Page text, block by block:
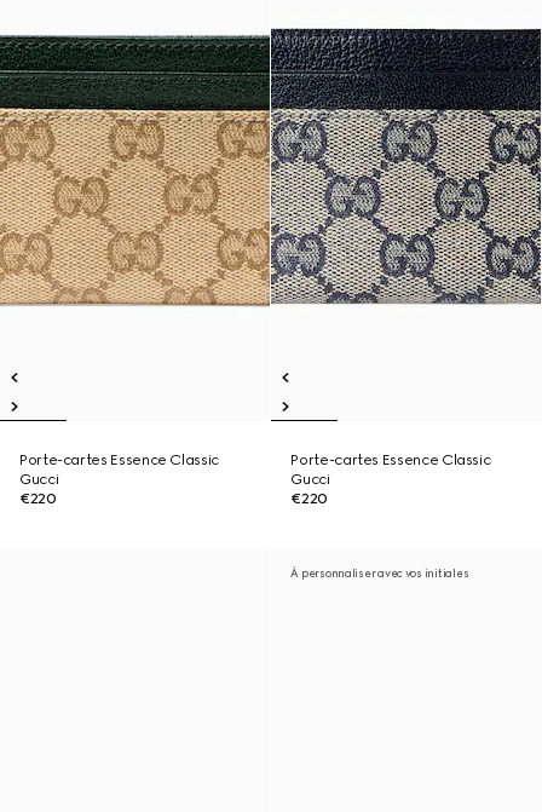
Porte-cartes Essence Classic
Gucci
€220
Porte-cartes Essence Classic
Gucci
€220
À personnaliser avec vos initiales